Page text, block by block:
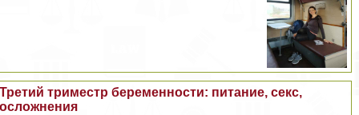
Третий триместр беременности: питание, ceкc,
осложнения